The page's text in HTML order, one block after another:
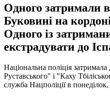
Одного затримали
Буковині на
Одного із
екстрадувати до
Національна поліція
Руставського" і "Каху
служба Нацполіції в понеділок,